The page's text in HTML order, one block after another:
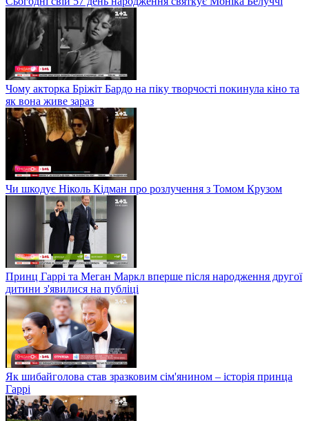
Чому акторка Бріжіт Бардо на піку творчості покинула кіно та
як вона живе зараз
Чи шкодує Ніколь Кідман про розлучення з Томом Крузом
Принц Гаррі та Меган Маркл вперше після народження другої
дитини з'явилися на публіці
Як шибайголова став зразковим сім'янином – історія принца
Гаррі